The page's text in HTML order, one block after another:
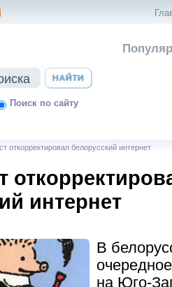
Поиск по сайту
откорректировал белорусский интернет
интернет
В
на Юго-